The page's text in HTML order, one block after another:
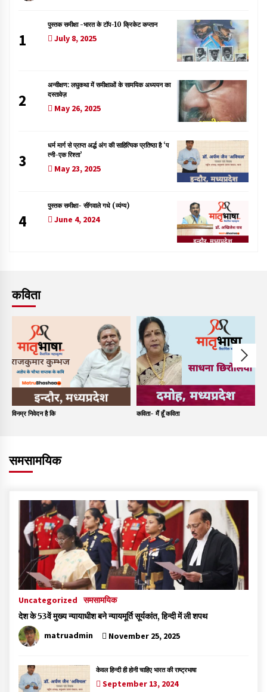
1
पुस्तक समीक्षा -भारत के टॉप-10 क्रिकेट कप्तान
July 8, 2025
2
अन्वीक्षण: लघुकथा में समीक्षाओं के सामयिक अध्ययन का
दस्तावेज़
May 26, 2025
3
धर्म मार्ग से प्राप्त अर्द्ध अंग की साहित्यिक प्रतिष्ठा है ‘प
त्नी-एक रिश्ता’
May 23, 2025
4
पुस्तक समीक्षा- सींगवाले गधे (व्यंग्य)
June 4, 2024
कविता
विनम्र निवेदन है कि कविता- मैं हूँ कविता
समसामयिक
Uncategorized
समसामयिक
देश के 53वें मुख्य न्यायाधीश बने न्यायमूर्ति सूर्यकांत, हिन्दी में ली शपथ
matruadmin
November 25, 2025
केवल हिन्दी ही होनी चाहिए भारत की राष्ट्रभाषा
September 13, 2024